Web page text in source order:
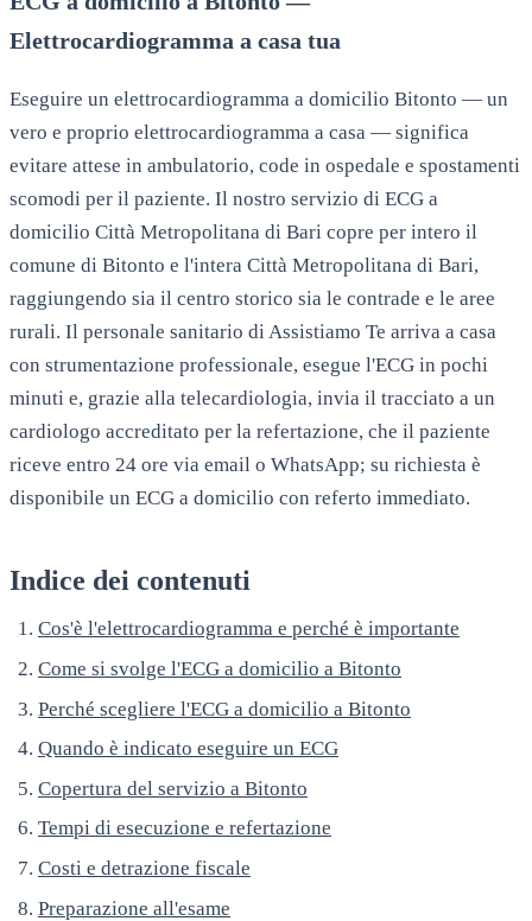
Elettrocardiogramma a casa tua
Eseguire un elettrocardiogramma a domicilio Bitonto — un
vero e proprio elettrocardiogramma a casa — significa
evitare attese in ambulatorio, code in ospedale e spostamenti
scomodi per il paziente. Il nostro servizio di ECG a
domicilio Città Metropolitana di Bari copre per intero il
comune di Bitonto e l'intera Città Metropolitana di Bari,
raggiungendo sia il centro storico sia le contrade e le aree
rurali. Il personale sanitario di Assistiamo Te arriva a casa
con strumentazione professionale, esegue l'ECG in pochi
minuti e, grazie alla telecardiologia, invia il tracciato a un
cardiologo accreditato per la refertazione, che il paziente
riceve entro 24 ore via email o WhatsApp; su richiesta è
disponibile un ECG a domicilio con referto immediato.
Indice dei contenuti
Cos'è l'elettrocardiogramma e perché è importante
Come si svolge l'ECG a domicilio a Bitonto
Perché scegliere l'ECG a domicilio a Bitonto
Quando è indicato eseguire un ECG
Copertura del servizio a Bitonto
Tempi di esecuzione e refertazione
Costi e detrazione fiscale
Preparazione all'esame